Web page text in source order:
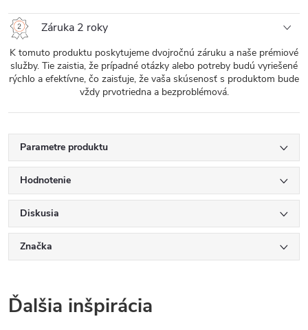
Záruka 2 roky
K tomuto produktu poskytujeme dvojročnú záruku a naše prémiové
služby. Tie zaistia, že prípadné otázky alebo potreby budú vyriešené
rýchlo a efektívne, čo zaisťuje, že vaša skúsenosť s produktom bude
vždy prvotriedna a bezproblémová.
Parametre produktu
Hodnotenie
Diskusia
Značka
Ďalšia inšpirácia